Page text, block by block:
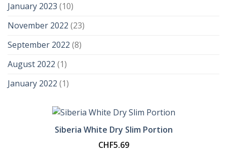
January 2023 (10)
November 2022 (23)
September 2022 (8)
August 2022 (1)
January 2022 (1)
Siberia White Dry Slim Portion
CHF5.69